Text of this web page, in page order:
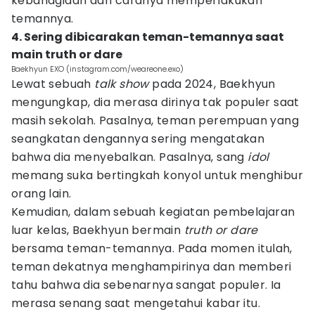
temannya.
4. Sering dibicarakan teman-temannya saat
main truth or dare
Baekhyun EXO (instagram.com/weareone.exo)
Lewat sebuah talk showpada 2024, Baekhyun
mengungkap, dia merasa dirinya tak populer saat
masih sekolah. Pasalnya, teman perempuan yang
seangkatan dengannya sering mengatakan
bahwa dia menyebalkan. Pasalnya, sang idol
memang suka bertingkah konyol untuk menghibur
orang lain.
Kemudian, dalam sebuah kegiatan pembelajaran
luar kelas, Baekhyun bermain truth or dare
bersama teman-temannya. Pada momen itulah,
teman dekatnya menghampirinya dan memberi
tahu bahwa dia sebenarnya sangat populer. Ia
merasa senang saat mengetahui kabar itu.